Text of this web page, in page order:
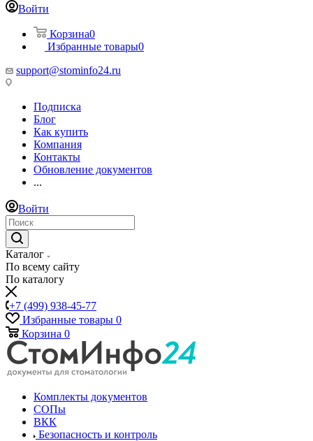
Войти
Корзина0
Избранные товары0
support@stominfo24.ru
Подписка
Блог
Как купить
Компания
Контакты
Обновление документов
...
Войти
Каталог
По всему сайту
По каталогу
+7 (499) 938-45-77
Избранные товары 0
Корзина 0
Комплекты документов
СОПы
ВКК
Безопасность и контроль